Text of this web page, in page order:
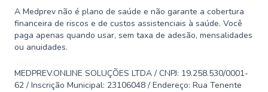
A Medprev não é plano de saúde e não garante a cobertura
financeira de riscos e de custos assistenciais à saúde. Você
paga apenas quando usar, sem taxa de adesão, mensalidades
ou anuidades.
MEDPREV.ONLINE SOLUÇÕES LTDA / CNPJ: 19.258.530/0001-
62 / Inscrição Municipal: 23106048 / Endereço: Rua Tenente